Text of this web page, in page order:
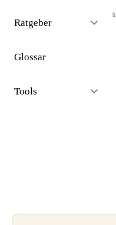
Ratgeber
Glossar
Tools
Noch keine